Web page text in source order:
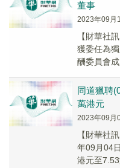
董事
2023年09月
【財華社
獲委任為
酬委員會
同道獵聘
萬港元
2023年09月
【財華社
年09月04
港元至